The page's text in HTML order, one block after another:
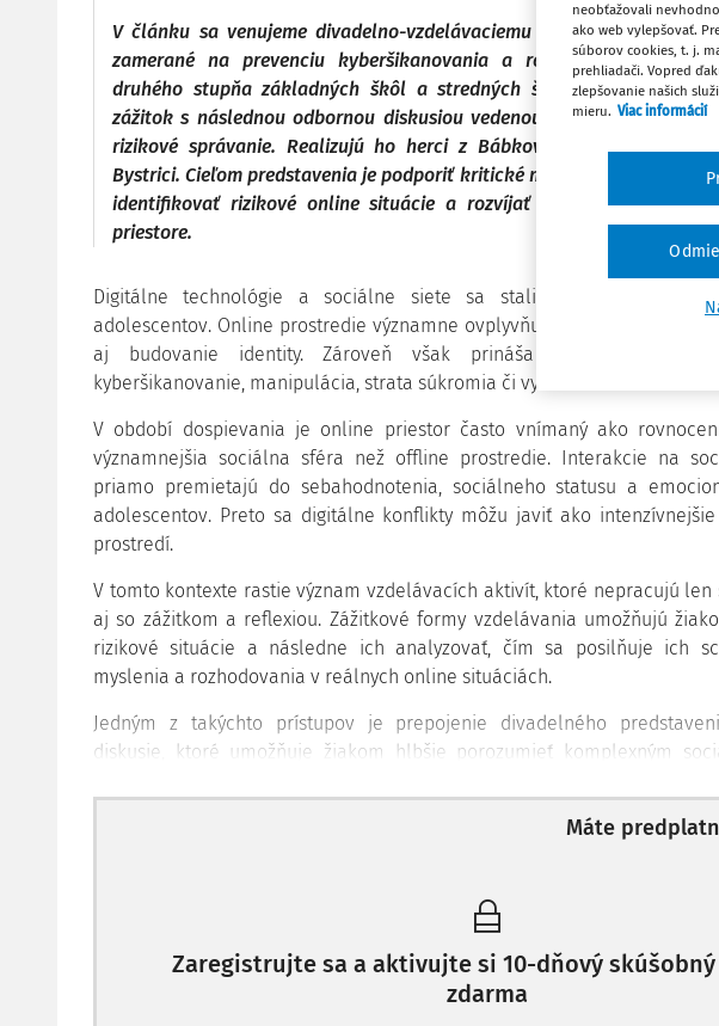
V článku sa venujeme divadelno-vzdelávaciemu predstaveniu
zamerané na prevenciu kyberšikanovania a rozvoj mediálnej
druhého stupňa základných škôl a stredných škôl. Predstavenie
zážitok s následnou odbornou diskusiou vedenou odborníčkou/
rizikové správanie. Realizujú ho herci z Bábkového divadla na
Bystrici. Cieľom predstavenia je podporiť kritické myslenie žiakov,
identifikovať rizikové online situácie a rozvíjať zodpovedné
priestore.
Digitálne technológie a sociálne siete sa stali prirodzenou
adolescentov. Online prostredie významne ovplyvňuje ich komunikáciu,
aj budovanie identity. Zároveň však prináša viaceré riziká,
kyberšikanovanie, manipulácia, strata súkromia či vystavenie
V období dospievania je online priestor často vnímaný ako
významnejšia sociálna sféra než offline prostredie. Interakcie na
priamo premietajú do sebahodnotenia, so­ciál­neho statusu a
adolescentov. Preto sa digitálne konflikty môžu javiť ako
prostredí.
V tomto kontexte rastie význam vzdelávacích aktivít, ktoré nepracujú
aj so zážitkom a reflexiou. Zážitkové formy vzdelávania umožňujú
rizikové situácie a následne ich analyzovať, čím sa posilňuje ich
myslenia a rozhodovania v reálnych online situáciách.
Jedným z takýchto prístupov je prepojenie divadelného
diskusie, ktoré umožňuje žiakom hlbšie porozumieť komplexným
Máte
Zaregistrujte sa a aktivujte si 10-dňový
zdarma
neobťažovali
ako web vylepšovať.
súborov cookies, t. j.
prehliadači. Vopred
zlepšovanie našich
mieru. Viac informácií